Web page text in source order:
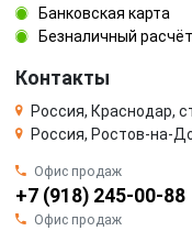
Банковская карта
Безналичный расчёт
Контакты
Россия, Краснодар,
Россия, Ростов-на-
Офис продаж
+7 (918) 245-00-88
Офис продаж